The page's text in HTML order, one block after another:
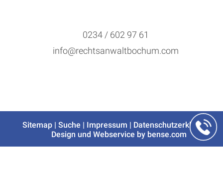
0234 / 602 97 61
info@rechtsanwaltbochum.com
Sitemap| Suche | Impressum | Datenschutzerklärung |
Design und Webservice by bense.com